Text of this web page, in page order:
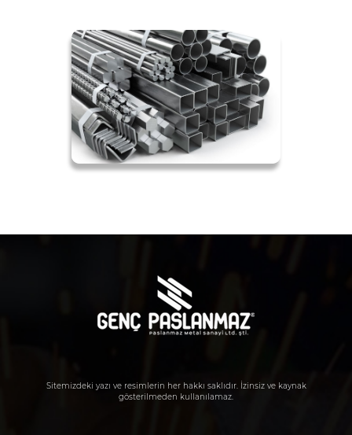
Sitemizdeki yazı ve resimlerin her hakkı saklıdır. İzinsiz ve kaynak
gösterilmeden kullanılamaz.